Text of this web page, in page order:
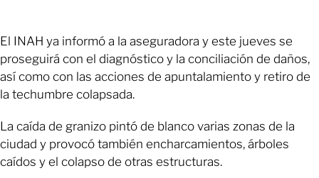
El INAH ya informó a la aseguradora y este jueves se
proseguirá con el diagnóstico y la conciliación de daños,
así como con las acciones de apuntalamiento y retiro de
la techumbre colapsada.
La caída de granizo pintó de blanco varias zonas de la
ciudad y provocó también encharcamientos, árboles
caídos y el colapso de otras estructuras.